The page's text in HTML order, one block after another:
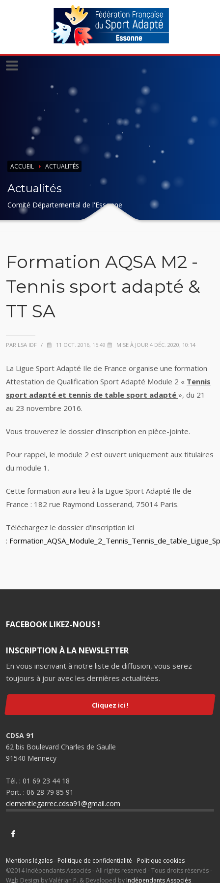
ACCUEIL ACTUALITÉS
Actualités
Comité Départemental de l'Essonne
Formation AQSA M2 -
Tennis sport adapté &
TT SA
PAR LSA IDF / 11 OCT. 2016, 15:49 MISE À JOUR 4 DÉC. 2020, 10:14
La Ligue Sport Adapté Ile de France organise une formation
Attestation de Qualification Sport Adapté Module 2 « Tennis
sport adapté et tennis de table sport adapté », du 21
au 23 novembre 2016.
Vous trouverez le dossier d’inscription en pièce-jointe.
Pour rappel, le module 2 est ouvert uniquement aux titulaires
du module 1.
Cette formation aura lieu à la Ligue Sport Adapté Ile de
France : 182 rue Raymond Losserand, 75014 Paris.
Téléchargez le dossier d'inscription ici
:
FACEBOOK LIKEZ-NOUS !
INSCRIPTION À LA NEWSLETTER
En vous inscrivant à notre liste de diffusion, vous serez
toujours à jour avec les dernières actualitées.
Cliquez ici !
CDSA 91
62 bis Boulevard Charles de Gaulle
91540 Mennecy
Tél. : 01 69 23 44 18
Port. : 06 28 79 85 91
clementlegarrec.cdsa91@gmail.com
Mentions légales- Politique de confidentialité - Politique cookies
©2014 Indépendants Associés - All rights reserved - Tous droits réservés -
Web Design by Valérian P. & Developed by Indépendants Associés
Panneau de gestion des cookies